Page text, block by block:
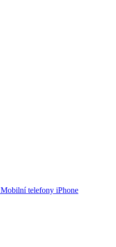
Mobilní telefony iPhone